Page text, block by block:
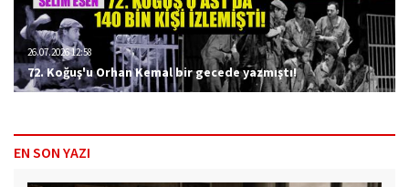
26.07.2026 12:58
72. Koğuş'u Orhan Kemal bir gecede yazmıştı!
EN SON YAZI